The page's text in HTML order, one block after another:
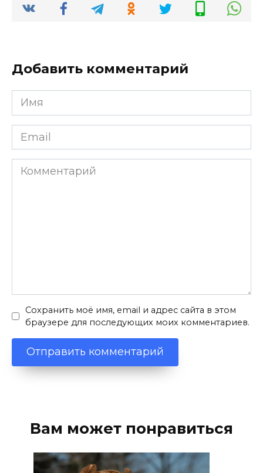
Добавить комментарий
Имя
*
Email
*
Комментарий
Сохранить моё имя, email и адрес сайта в этом
браузере для последующих моих комментариев.
Вам может понравиться